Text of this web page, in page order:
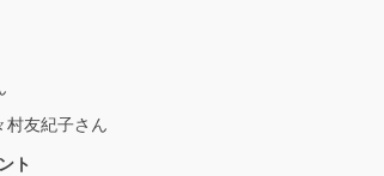
村友紀子さん
ト